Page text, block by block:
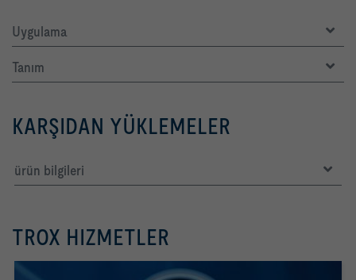
Uygulama
Tanım
KARŞIDAN YÜKLEMELER
ürün bilgileri
TROX HIZMETLER